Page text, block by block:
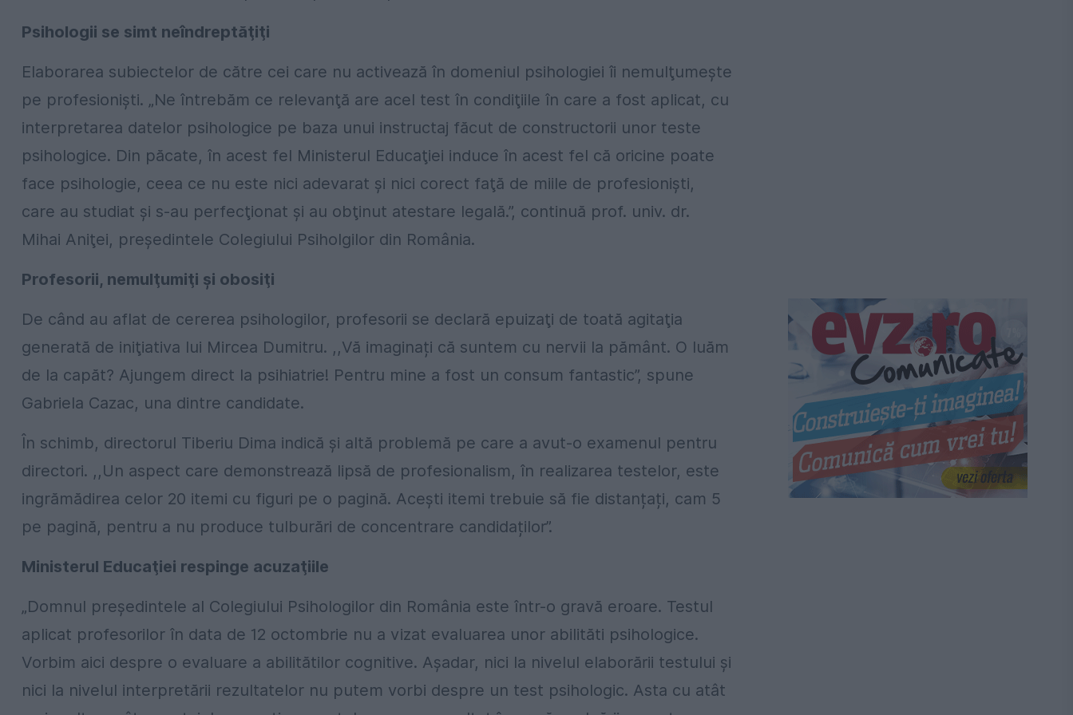
Psihologii se simt neîndreptăţiţi
Elaborarea subiectelor de către cei care nu activează în domeniul psihologiei îi nemulţumeşte
pe profesionişti. „Ne întrebăm ce relevanţă are acel test în condiţiile în care a fost aplicat, cu
interpretarea datelor psihologice pe baza unui instructaj făcut de constructorii unor teste
psihologice. Din păcate, în acest fel Ministerul Educaţiei induce în acest fel că oricine poate
face psihologie, ceea ce nu este nici adevarat şi nici corect faţă de miile de profesionişti,
care au studiat şi s-au perfecţionat şi au obţinut atestare legală.”, continuă prof. univ. dr.
Mihai Aniţei, preşedintele Colegiului Psiholgilor din România.
Profesorii, nemulţumiţi şi obosiţi
De când au aflat de cererea psihologilor, profesorii se declară epuizaţi de toată agitaţia
generată de iniţiativa lui Mircea Dumitru. ,,Vă imaginați că suntem cu nervii la pământ. O luăm
de la capăt? Ajungem direct la psihiatrie! Pentru mine a fost un consum fantastic”, spune
Gabriela Cazac, una dintre candidate.
În schimb, directorul Tiberiu Dima indică şi altă problemă pe care a avut-o examenul pentru
directori. ,,Un aspect care demonstrează lipsă de profesionalism, în realizarea testelor, este
ingrămădirea celor 20 itemi cu figuri pe o pagină. Acești itemi trebuie să fie distanțați, cam 5
pe pagină, pentru a nu produce tulburări de concentrare candidaților”.
Ministerul Educaţiei respinge acuzaţiile
„Domnul președintele al Colegiului Psihologilor din România este într-o gravă eroare. Testul
aplicat profesorilor în data de 12 octombrie nu a vizat evaluarea unor abilităti psihologice.
Vorbim aici despre o evaluare a abilitătilor cognitive. Așadar, nici la nivelul elaborării testului și
nici la nivelul interpretării rezultatelor nu putem vorbi despre un test psihologic. Asta cu atât